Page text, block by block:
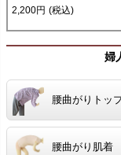
2,200円 (税込)
婦
腰曲がりトッ
腰曲がり肌着